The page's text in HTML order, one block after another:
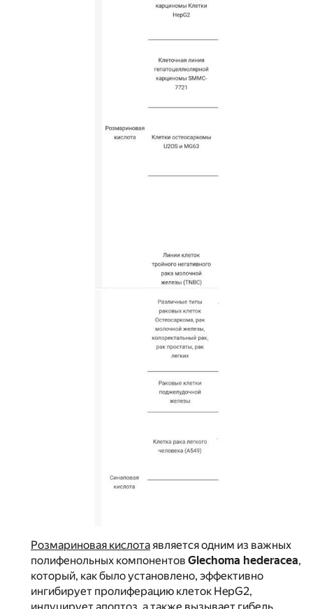
Розмариновая кислотаявляется одним из важных
полифенольных компонентов Glechoma hederacea,
который, как было установлено, эффективно
ингибирует пролиферацию клеток HepG2,